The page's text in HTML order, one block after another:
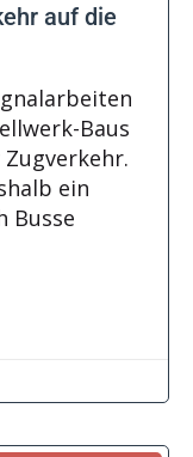
auf die
Baus
ein
Busse